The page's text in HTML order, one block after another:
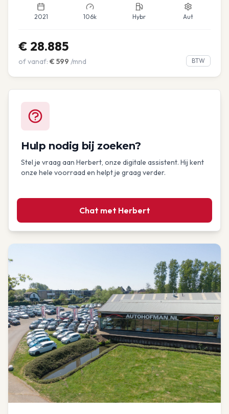
2021 106k Hybr Aut
€ 28.885
of vanaf: € 599 /mnd BTW
Hulp nodig bij zoeken?
Stel je vraag aan Herbert, onze digitale assistent. Hij kent
onze hele voorraad en helpt je graag verder.
Chat met Herbert